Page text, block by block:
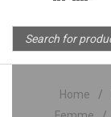
Home /